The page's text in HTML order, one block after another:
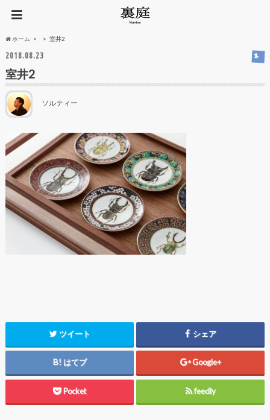
ホーム 室井2
2018.08.23
室井2
ソルティー
ツイート シェア
はてブ Google+
Pocket feedly